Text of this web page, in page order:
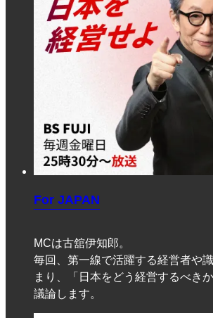
For JAPAN
MCは古舘伊知郎。
毎回、第一線で活躍する経営者や
まり、「日本をどう経営するべき
議論します。